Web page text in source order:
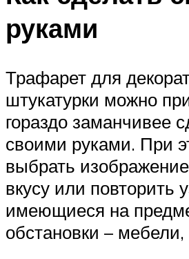
руками
Трафарет для
штукатурки можно
гораздо заманчивее
своими руками. При
выбрать
вкусу или повторить
имеющиеся на
обстановки –